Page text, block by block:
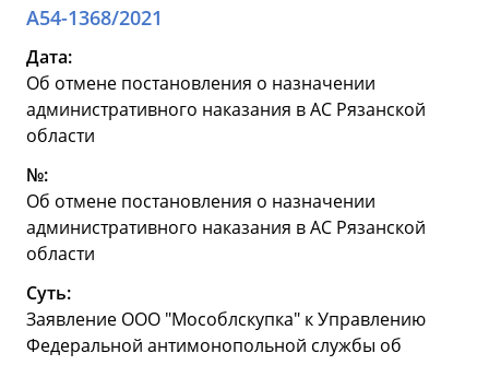
А54-1368/2021
Дата:
Об отмене постановления о назначении
административного наказания в АС Рязанской
области
№:
Об отмене постановления о назначении
административного наказания в АС Рязанской
области
Суть:
Заявление ООО "Мособлскупка" к Управлению
Федеральной антимонопольной службы об